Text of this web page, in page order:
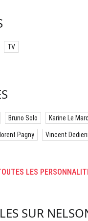
TV
Bruno Solo Karine Le
Pagny Vincent
LES
SUR